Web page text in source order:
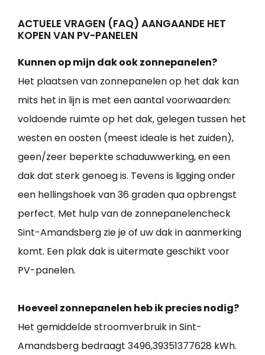
ACTUELE VRAGEN (FAQ) AANGAANDE HET
KOPEN VAN PV-PANELEN
Kunnen op mijn dak ook zonnepanelen?
Het plaatsen van zonnepanelen op het dak kan
mits het in lijn is met een aantal voorwaarden:
voldoende ruimte op het dak, gelegen tussen het
westen en oosten (meest ideale is het zuiden),
geen/zeer beperkte schaduwwerking, en een
dak dat sterk genoeg is. Tevens is ligging onder
een hellingshoek van 36 graden qua opbrengst
perfect. Met hulp van de zonnepanelencheck
Sint-Amandsberg zie je of uw dak in aanmerking
komt. Een plak dak is uitermate geschikt voor
PV-panelen.
Hoeveel zonnepanelen heb ik precies nodig?
Het gemiddelde stroomverbruik in Sint-
Amandsberg bedraagt 3496,39351377628 kWh.